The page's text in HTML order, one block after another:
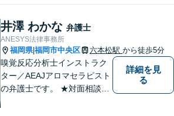
井澤 わかな 弁護士
ANESYS法律事務所
福岡県|福岡市中央区 六本松駅 から徒歩5分
嗅覚反応分析士インストラク
ター／AEAJアロマセラピスト
の弁護士です。 ★対面相談が
詳細を見
る